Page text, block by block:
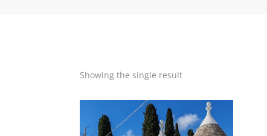
Showing the single result